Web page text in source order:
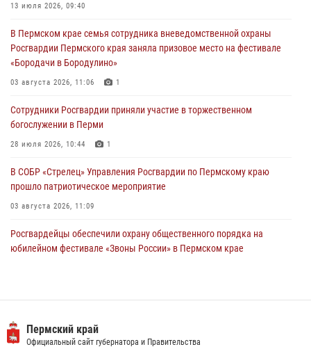
богослужении в Перми
28 июля 2026, 10:44
Росгвардейцы оказали силовую поддержку при задержании
28 июля 2026, 06:15
13 июля 2026, 09:40
В Пермском крае семья сотрудника вневедомственной охраны
Росгвардии Пермского края заняла призовое место на фестивале
«Бородачи в Бородулино»
03 августа 2026, 11:06 1
Сотрудники Росгвардии приняли участие в торжественном
богослужении в Перми
28 июля 2026, 10:44 1
В СОБР «Стрелец» Управления Росгвардии по Пермскому краю
прошло патриотическое мероприятие
03 августа 2026, 11:09
Росгвардейцы обеспечили охрану общественного порядка на
юбилейном фестивале «Звоны России» в Пермском крае
ветеринарно-санитарной службы с годовщиной образования
13 июля 2026, 10:43
Пермский край
Официальный сайт губернатора и Правительства